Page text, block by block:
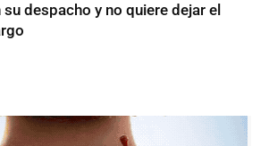
su despacho y no quiere dejar el